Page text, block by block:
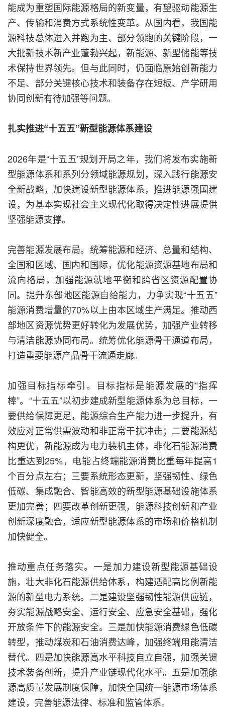
能成为重塑国际能源格局的新变量，有望驱动能源生
产、传输和消费方式系统性变革。从国内看，我国能
源科技总体进入并跑为主、部分领跑的关键阶段，一
大批新技术新产业蓬勃兴起，新能源、新型储能等技
术保持世界领先。但与此同时，仍面临原始创新能力
不足、部分关键核心技术和装备存在短板、产学研用
协同创新有待加强等问题。
扎实推进“十五五”新型能源体系建设
2026年是“十五五”规划开局之年，我们将发布实施新
型能源体系和系列分领域能源规划，深入践行能源安
全新战略，加快建设新型能源体系，推进能源强国建
设，为基本实现社会主义现代化取得决定性进展提供
坚强能源支撑。
完善能源发展布局。统筹能源和经济、总量和结构、
全国和区域、国内和国际，优化能源资源基地布局和
流向格局，加强能源就地平衡和跨省区资源配置协
同。提升东部地区能源自给能力，力争实现“十五五”
能源消费增量的70%以上由本区域生产满足。推动西
部地区资源优势更好转化为发展优势，加强产业转移
与清洁能源协同布局。统筹优化能源骨干通道布局，
打造重要能源产品骨干流通走廊。
加强目标指标牵引。目标指标是能源发展的“指挥
棒”。“十五五”以初步建成新型能源体系为总目标，一
要供给保障更足，能源综合生产能力进一步提升，有
效应对正常供需波动和非正常干扰冲击；二要能源结
构更优，新能源成为电力装机主体，非化石能源消费
比重达到25%，电能占终端能源消费比重每年提高1
个百分点左右；三要系统形态更新，坚强韧性、绿色
低碳、集成融合、智能高效的新型能源基础设施体系
更加完善；四要改革创新更强，能源科技创新和产业
创新深度融合，适应新型能源体系的市场和价格机制
加快健全。
推动重点任务落实。一是加力建设新型能源基础设
施，壮大非化石能源供给体系，构建适配高比例新能
源的新型电力系统。二是建设坚强韧性能源供应链，
夯实能源战略安全、运行安全、应急安全基础，强化
开放条件下的能源安全。三是加快能源消费绿色低碳
转型，推动煤炭和石油消费达峰，加强终端用能清洁
替代。四是加快能源高水平科技自立自强，加强关键
技术装备创新，提升产业链现代化水平。五是加强能
源高质量发展制度保障，加快全国统一能源市场体系
建设，完善能源法律、标准和监管体系。